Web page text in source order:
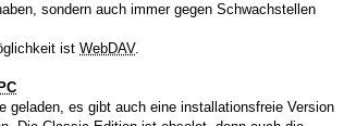
sondern auch immer gegen Schwachstellen
ist WebDAV.
PC
geladen, es gibt auch eine installationsfreie Version